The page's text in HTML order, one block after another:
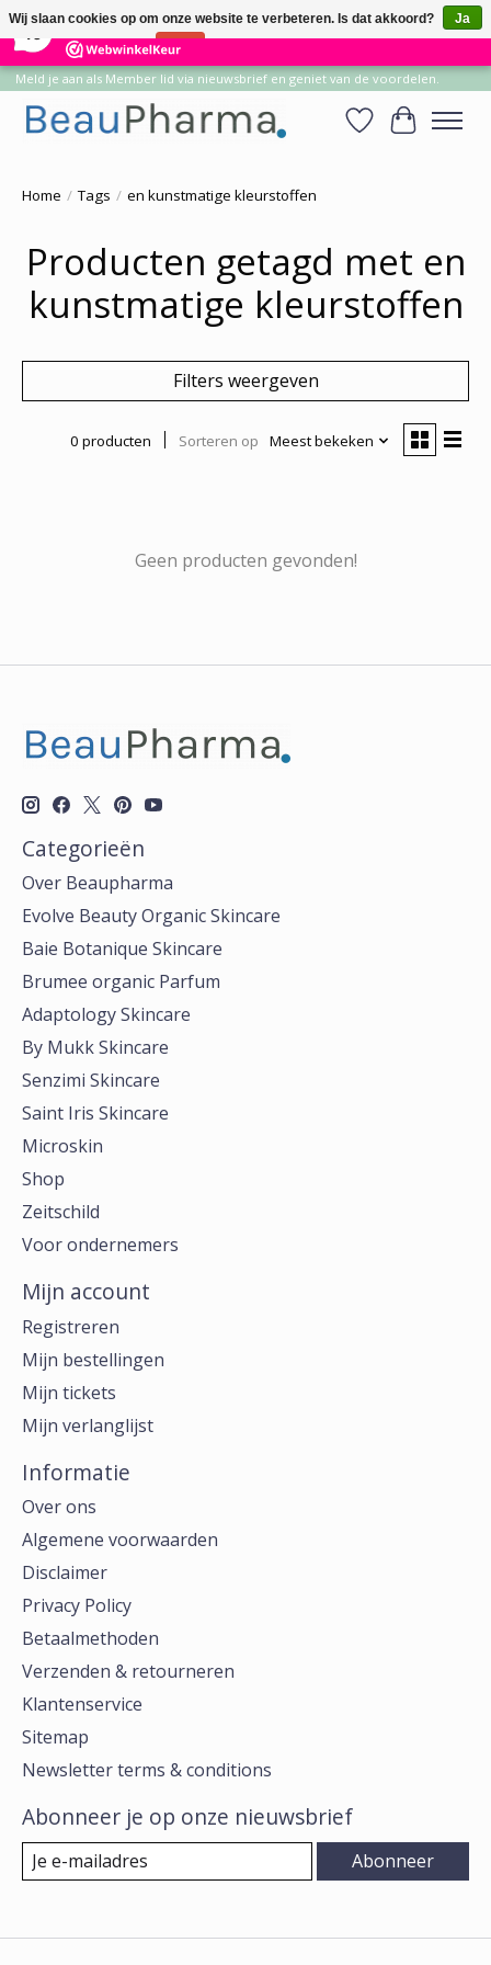
14 Reviews ×
Meld je aan als Member lid via nieuwsbrief en geniet van de voordelen.
Verlanglijst
Home / Tags / en kunstmatige kleurstoffen
Producten getagd met en
kunstmatige kleurstoffen
Filters weergeven
0 producten Sorteren op Meest bekeken
Geen producten gevonden!
Categorieën
Over Beaupharma
Evolve Beauty Organic Skincare
Baie Botanique Skincare
Brumee organic Parfum
Adaptology Skincare
By Mukk Skincare
Senzimi Skincare
Saint Iris Skincare
Microskin
Shop
Zeitschild
Voor ondernemers
Mijn account
Registreren
Mijn bestellingen
Mijn tickets
Mijn verlanglijst
Informatie
Over ons
Algemene voorwaarden
Disclaimer
Privacy Policy
Betaalmethoden
Verzenden & retourneren
Klantenservice
Sitemap
Newsletter terms & conditions
Abonneer je op onze nieuwsbrief
Abonneer
Wij slaan cookies op om onze website te verbeteren. Is dat akkoord?
Ja
Nee